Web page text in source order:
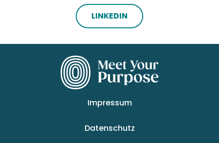
LINKEDIN
Impressum
Datenschutz